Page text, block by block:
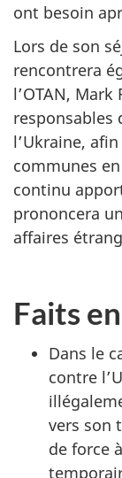
ont besoin
Lors de son
rencontrera
l’OTAN,
responsables
l’Ukraine,
communes
continu
prononcera
affaires
Faits
Dans le
contre
vers son
de force